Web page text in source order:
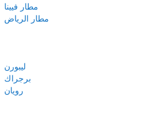
مطار فيينا
مطار الرياض
ليبورن
برجراك
رويان